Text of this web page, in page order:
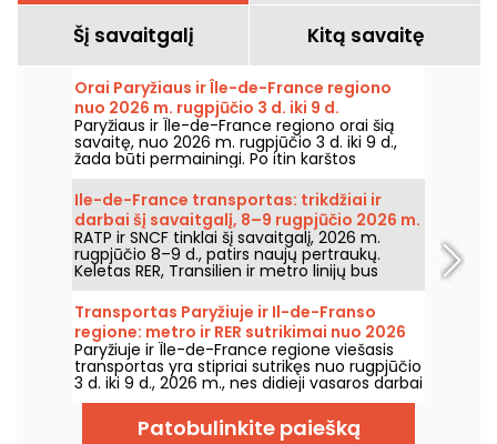
Šį savaitgalį Kitą savaitę
Orai Paryžiaus ir Île-de-France regiono
nuo 2026 m. rugpjūčio 3 d. iki 9 d.
Paryžiaus ir Île-de-France regiono orai šią
savaitę, nuo 2026 m. rugpjūčio 3 d. iki 9 d.,
žada būti permainingi. Po itin karštos
pirmadienio, kai buvo rizika perkūnijų,
temperatūros laikysis palaipsniui kris, kol grįš
šiltesnis ir saulėtas oras savaitgalį.
Ile-de-France transportas: trikdžiai ir
darbai šį savaitgalį, 8–9 rugpjūčio 2026 m.
RATP ir SNCF tinklai šį savaitgalį, 2026 m.
rugpjūčio 8–9 d., patirs naujų pertraukų.
Keletas RER, Transilien ir metro linijų bus
paveiktos darbų ir laikino sustojimo;
pateikiame viską, ką reikia žinoti, kad
galėtumėte iš anksto suplanuoti keliones.
Transportas Paryžiuje ir Il-de-Franso
regione: metro ir RER sutrikimai nuo 2026
m. rugpjūčio 3 d. iki 9 d.
Paryžiuje ir Île-de-France regione viešasis
transportas yra stipriai sutrikęs nuo rugpjūčio
3 d. iki 9 d., 2026 m., nes didieji vasaros darbai
itin smarkiai paveikia kai kurias linijas,
praneša RATP ir SNCF.
Patobulinkite paiešką